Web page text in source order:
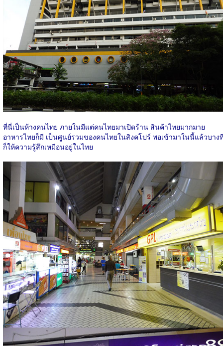
ที่นี่เป็นห้างคนไทย ภายในมีแต่คนไทยมาเปิดร้าน สินค้าไทยมากมาย
อาหารไทยก็มี เป็นศูนย์รวมของคนไทยในสิงคโปร์ พอเข้ามาในนี้แล้วบาง
ก็ให้ความรู้สึกเหมือนอยู่ในไทย